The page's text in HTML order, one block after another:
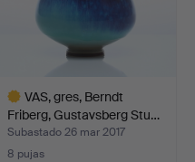
VAS, gres, Berndt
Friberg, Gustavsberg Stu…
Subastado 26 mar 2017
8 pujas